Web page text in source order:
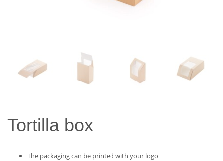
Tortilla box
The packaging can be printed with your logo